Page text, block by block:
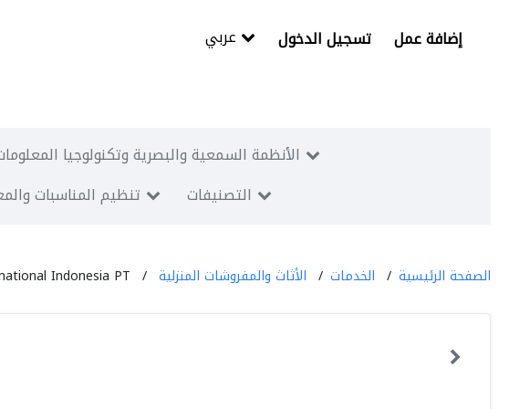
تسجيل الدخول إضافة عمل
الأنظمة السمعية والبصرية وتكنولوجيا
تنظيم المناسبات التصنيفات
الصفحة الرئيسية الخدمات الأثاث والمفروشات المنزلية Indonesia PT